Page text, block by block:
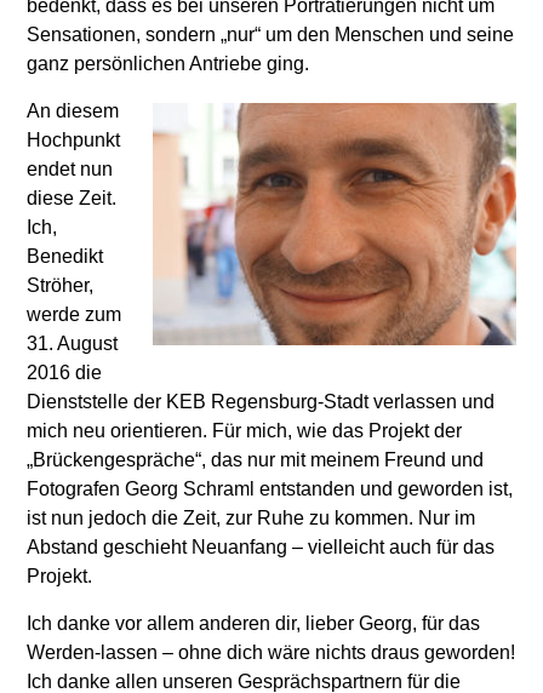
bedenkt, dass es bei unseren Porträtierungen nicht um
Sensationen, sondern „nur“ um den Menschen und seine
ganz persönlichen Antriebe ging.
An diesem
Hochpunkt
endet nun
diese Zeit.
Ich,
Benedikt
Ströher,
werde zum
31. August
2016 die
Dienststelle der KEB Regensburg-Stadt verlassen und
mich neu orientieren. Für mich, wie das Projekt der
„Brückengespräche“, das nur mit meinem Freund und
Fotografen Georg Schraml entstanden und geworden ist,
ist nun jedoch die Zeit, zur Ruhe zu kommen. Nur im
Abstand geschieht Neuanfang – vielleicht auch für das
Projekt.
Ich danke vor allem anderen dir, lieber Georg, für das
Werden-lassen – ohne dich wäre nichts draus geworden!
Ich danke allen unseren Gesprächspartnern für die